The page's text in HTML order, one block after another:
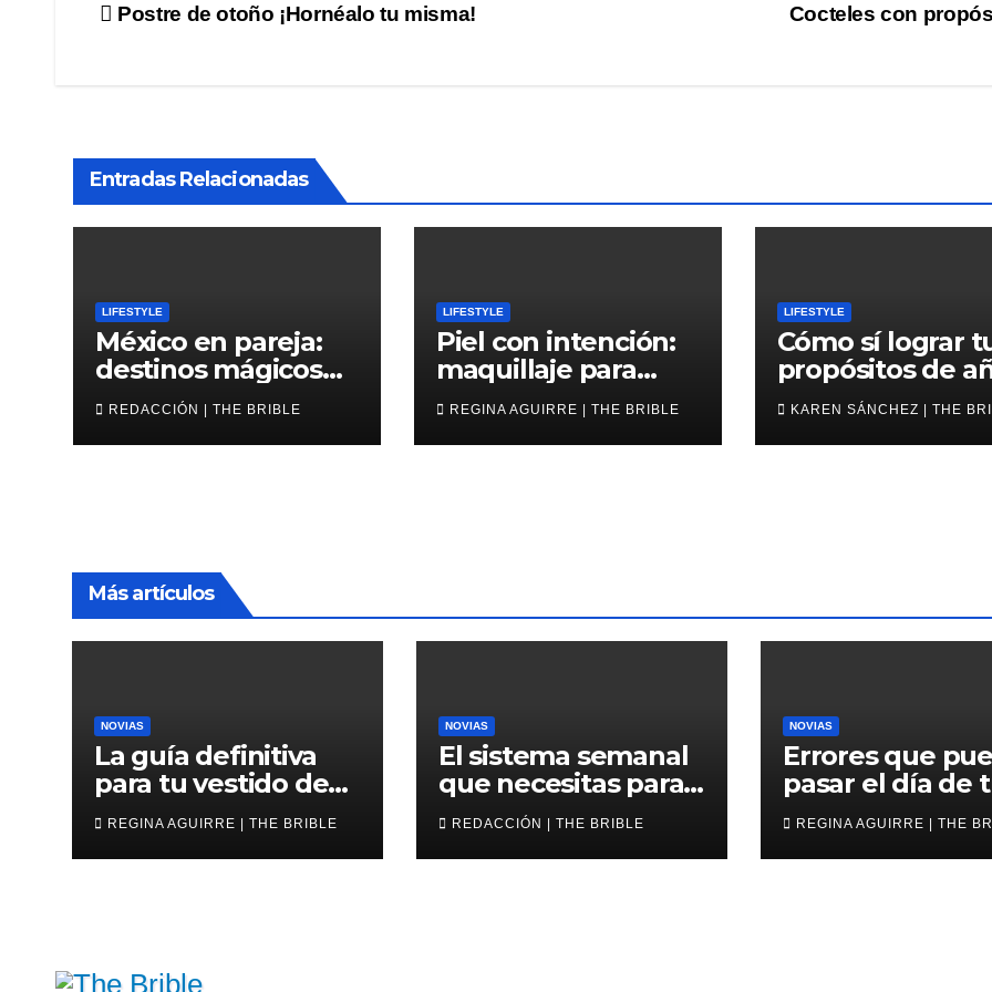
Navegación
Cocteles con
Postre de otoño ¡Hornéalo tu misma!
Entradas Relacionadas
LIFESTYLE
México en pareja:
destinos mágicos
para San Valentín
REDACCIÓN | THE BRIBLE
LIFESTYLE
Piel con intención:
maquillaje para
2026
REGINA AGUIRRE | THE BRIBLE
LIFESTYLE
Cómo sí lograr
propósitos de
nuevo
KAREN SÁNCHEZ | THE
Más artículos
NOVIAS
La guía definitiva
para tu vestido de
novia corto
REGINA AGUIRRE | THE BRIBLE
NOVIAS
El sistema semanal
que necesitas para
avanzar en tu boda
REDACCIÓN | THE BRIBLE
NOVIAS
Errores que
pasar el día de
boda
REGINA AGUIRRE | THE